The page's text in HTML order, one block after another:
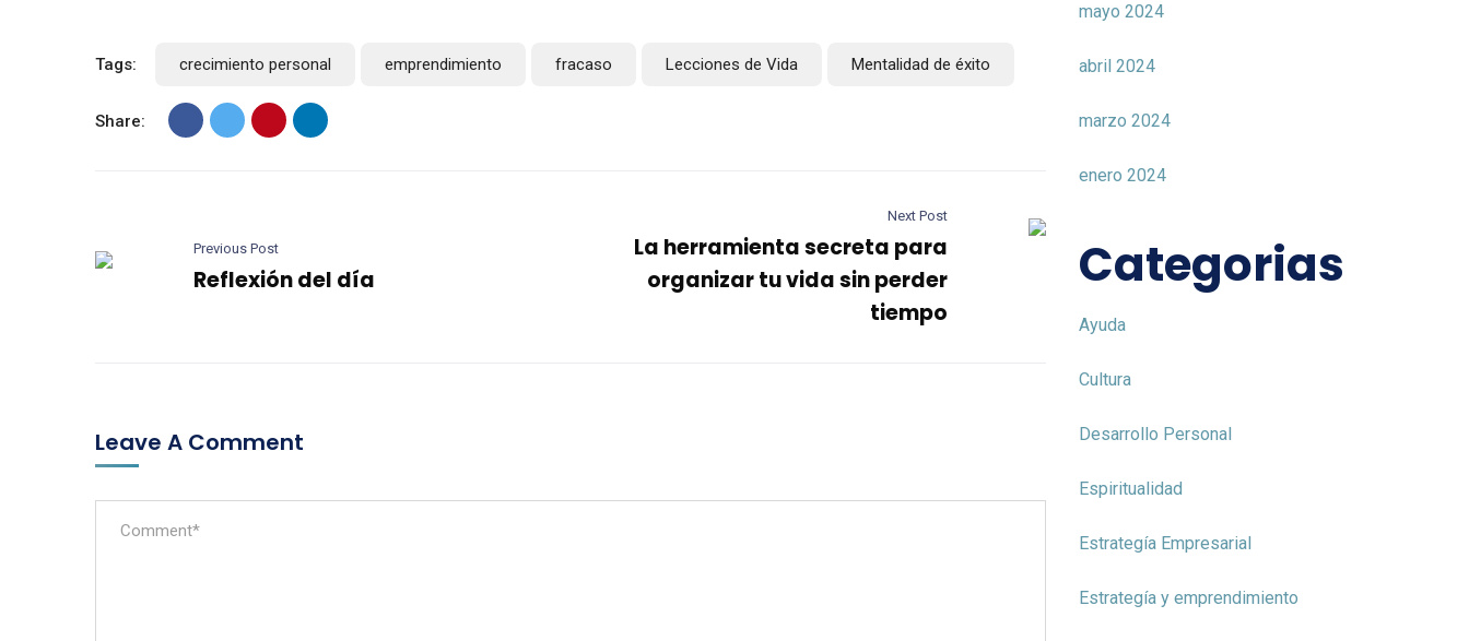
Tags: crecimiento personal emprendimiento fracaso Lecciones de Vida Mentalidad de éxito
Share:
Previous Post
Reflexión del día
Next Post
La herramienta secreta para
organizar tu vida sin perder
tiempo
Leave A Comment
mayo 2024
abril 2024
marzo 2024
enero 2024
Categorias
Ayuda
Cultura
Desarrollo Personal
Espiritualidad
Estrategía Empresarial
Estrategía y emprendimiento